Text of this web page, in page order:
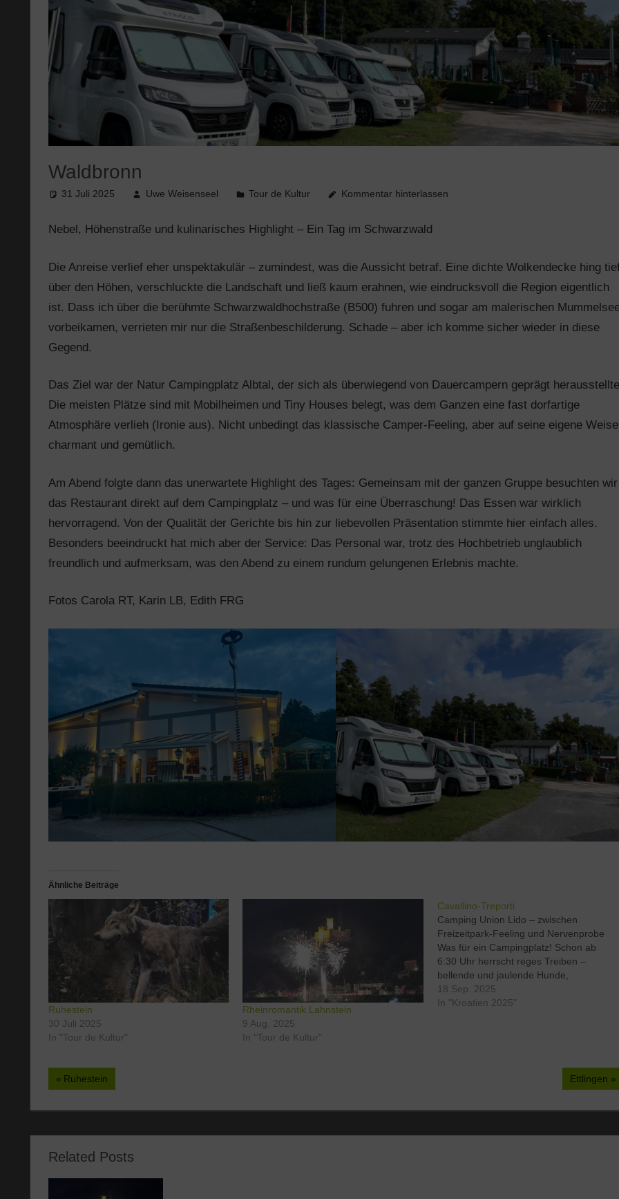
Waldbronn
31 Juli 2025 Uwe Weisenseel Tour de Kultur Kommentar hinterlassen
Nebel, Höhenstraße und kulinarisches Highlight – Ein Tag im Schwarzwald
Die Anreise verlief eher unspektakulär – zumindest, was die Aussicht betraf. Eine dichte Wolkendecke hing
über den Höhen, verschluckte die Landschaft und ließ kaum erahnen, wie eindrucksvoll die Region eigentlich
ist. Dass ich über die berühmte Schwarzwaldhochstraße (B500) fuhren und sogar am malerischen
vorbeikamen, verrieten mir nur die Straßenbeschilderung. Schade – aber ich komme sicher wieder in diese
Gegend.
Das Ziel war der Natur Campingplatz Albtal, der sich als überwiegend von Dauercampern geprägt
Die meisten Plätze sind mit Mobilheimen und Tiny Houses belegt, was dem Ganzen eine fast dorfartige
Atmosphäre verlieh (Ironie aus). Nicht unbedingt das klassische Camper-Feeling, aber auf seine eigene Weise
charmant und gemütlich.
Am Abend folgte dann das unerwartete Highlight des Tages: Gemeinsam mit der ganzen Gruppe besuchten wir
das Restaurant direkt auf dem Campingplatz – und was für eine Überraschung! Das Essen war wirklich
hervorragend. Von der Qualität der Gerichte bis hin zur liebevollen Präsentation stimmte hier einfach alles.
Besonders beeindruckt hat mich aber der Service: Das Personal war, trotz des Hochbetrieb unglaublich
freundlich und aufmerksam, was den Abend zu einem rundum gelungenen Erlebnis machte.
Fotos Carola RT, Karin LB, Edith FRG
Ähnliche Beiträge
Ruhestein
30 Juli 2025
In "Tour de Kultur"
Rheinromantik Lahnstein
9 Aug. 2025
In "Tour de Kultur"
Cavallino-Treporti
Camping Union Lido – zwischen
Freizeitpark-Feeling und Nervenprobe
Was für ein Campingplatz! Schon ab
6:30 Uhr herrscht reges Treiben –
bellende und jaulende Hunde,
kreischende Kinder, noch lautere
Helikopter-Eltern. Der Trubel zieht sich
18 Sep. 2025
In "Kroatien 2025"
Beitragsnavigation
Vorheriger
Ruhestein
Nächster
Ettlingen
Related Posts